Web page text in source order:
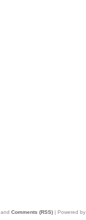
and Comments (RSS) | Powered by